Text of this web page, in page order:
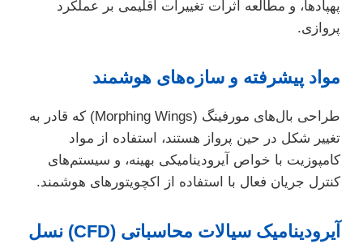
پهپادها، و مطالعه اثرات تغییرات اقلیمی بر عملکرد
پروازی.
مواد پیشرفته و سازه‌های هوشمند
طراحی بال‌های مورفینگ (Morphing Wings) که قادر به
تغییر شکل در حین پرواز هستند، استفاده از مواد
کامپوزیت با خواص آیرودینامیکی بهینه، و سیستم‌های
کنترل جریان فعال با استفاده از اکچویتورهای هوشمند.
آیرودینامیک سیالات محاسباتی (CFD) نسل